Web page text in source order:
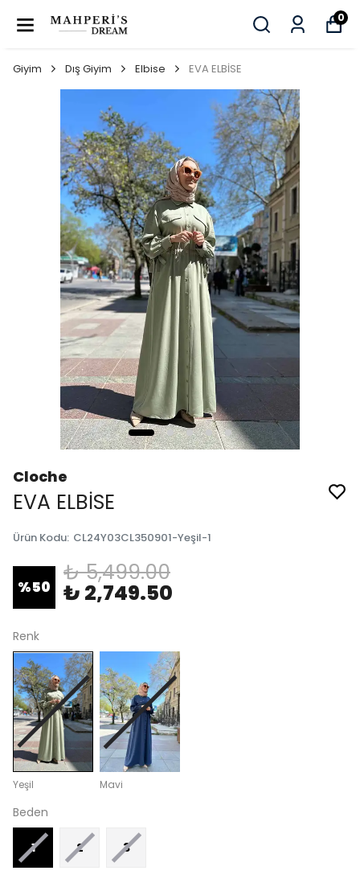
0
Giyim Dış Giyim Elbise EVA ELBİSE
Cloche
EVA ELBİSE
Ürün Kodu: CL24Y03CL350901-Yeşil-1
%50
₺ 5,499.00
₺ 2,749.50
Renk
Yeşil Mavi
Beden
1 2 3